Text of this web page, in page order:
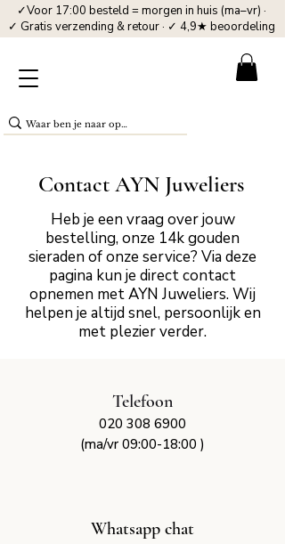
✓Voor 17:00 besteld = morgen in huis (ma–vr) ·
✓ Gratis verzending & retour · ✓ 4,9★ beoordeling
Contact AYN Juweliers
Heb je een vraag over jouw
bestelling, onze 14k gouden
sieraden of onze service? Via deze
pagina kun je direct contact
opnemen met AYN Juweliers. Wij
helpen je altijd snel, persoonlijk en
met plezier verder.
Telefoon
020 308 6900
(ma/vr 09:00-18:00 )
Whatsapp chat